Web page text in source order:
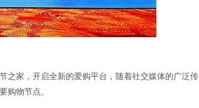
之家，开启全新的爱购平台，随着社交媒体的广泛传
购物节点。